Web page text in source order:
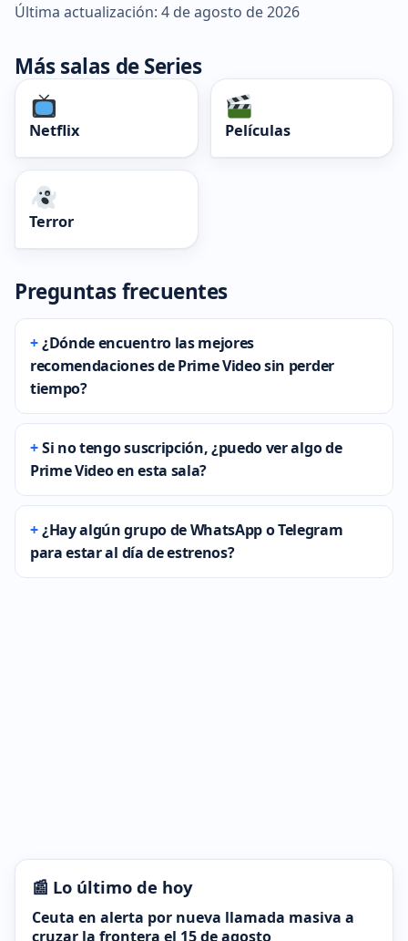
Última actualización: 4 de agosto de 2026
Más salas de Series
Netflix Películas
Terror
Preguntas frecuentes
¿Dónde encuentro las mejores
recomendaciones de Prime Video sin perder
tiempo?
Si no tengo suscripción, ¿puedo ver algo de
Prime Video en esta sala?
¿Hay algún grupo de WhatsApp o Telegram
para estar al día de estrenos?
📰 Lo último de hoy
Ceuta en alerta por nueva llamada masiva a
cruzar la frontera el 15 de agosto